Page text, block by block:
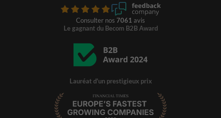
Consulter nos 7061 avis
Le gagnant du Becom B2B Award
Lauréat d'un prestigieux prix